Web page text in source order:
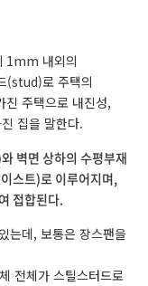
1mm 내외의
(stud)로 주택의
진 주택으로 내진성,
집을 말한다.
벽면 상하의 수평부재
스트)로 이루어지며,
접합된다.
는데, 보통은 장스팬을
전체가 스틸스터드로